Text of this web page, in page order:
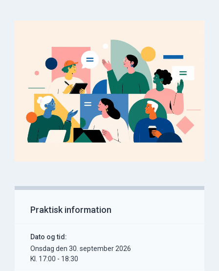
Praktisk information
Dato og tid:
onsdag den 30. september 2026
Kl. 17:00 - 18:30